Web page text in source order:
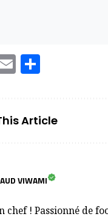
Email
Article
VIWAMI
chef ! Passionné de